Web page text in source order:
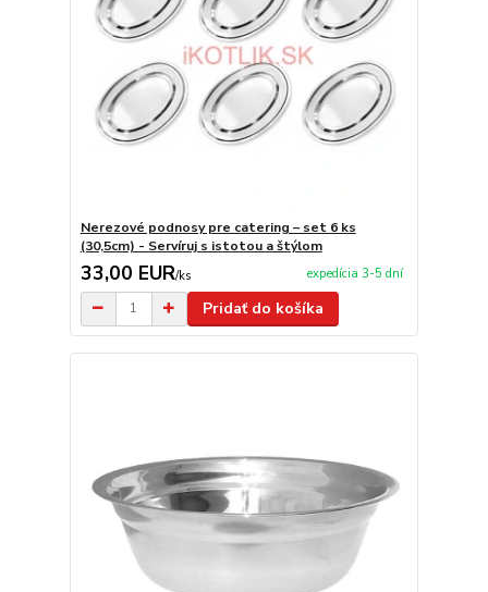
Nerezové podnosy pre catering – set 6 ks
(30,5cm) - Servíruj s istotou a štýlom
33,00 EUR/ks expedícia 3-5 dní
Pridať do košíka